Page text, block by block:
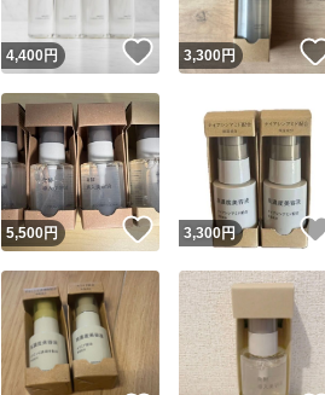
4,400円 いいね！
3,300円
5,500円 いいね！
3,300円